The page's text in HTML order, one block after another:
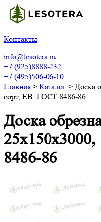
Контакты
info@lesotera.ru
+7 (925)8888-232
+7 (495)506-06-10
Главная > Каталог > Доска
сорт, ЕВ, ГОСТ 8486-86
Доска
8486-86